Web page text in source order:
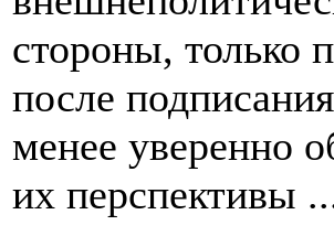
стороны, только
после
менее уверенно
их перспективы